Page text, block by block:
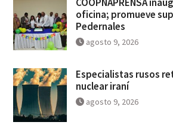
COOPNAPRENSA
oficina; promueve
Pedernales
agosto 9, 2026
Especialistas rusos
nuclear iraní
agosto 9, 2026